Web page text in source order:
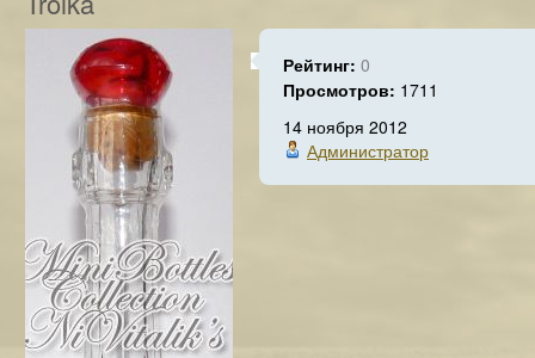
Рейтинг: 0
Просмотров: 1711
14 ноября 2012
Администратор